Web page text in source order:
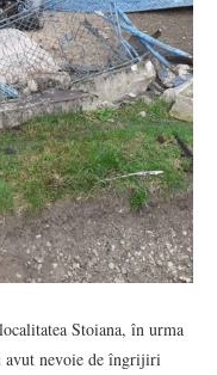
Stoiana, în urma
avut nevoie de îngrijiri